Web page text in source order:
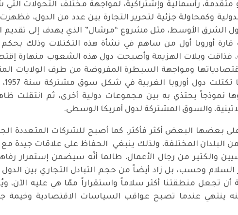
رأسمالية وإشتراكية، لمواجهة مختلف التحولات
وكمحاولة جزئية لتحرير التجارة بين عدد من الدول،
ودول الشرق الأوسط، مثل مشروع “مرشال” الذي يهدف إلى
أوروبا أول من ساهم في نشأة هذه التكتلات وذلك
فذاقت ويلات الهزيمة وأصبحت دول هذه الشعوب منهارة
ومواجهة السيطرة المفروضة من طرف الولايات
نموذجاً يحتذي به بين مجموعات دولية أخرى، ثم انتقلت
والسوق المشتركة لدول أمريكا الوسطى.
بعضها البعض أكثر فأكثر، كما أصبح للشركات المتعددة
البلدان المختلفة، ولذلك ينبغي الحفاظ على علاقات جيدة مع
والكثير من رجال الأعمال، طالما أنّه سيضمن إستمرار
وحسب، بل زاد أيضاً من حجم التبادل التجاري بين
أن تجعل منطقتنا أكثر سلاماً واستقراراً ممّا هي عليه الآن،
ينتهي عندما تصبح عواقب السياسات الاقتصادية وخيمة